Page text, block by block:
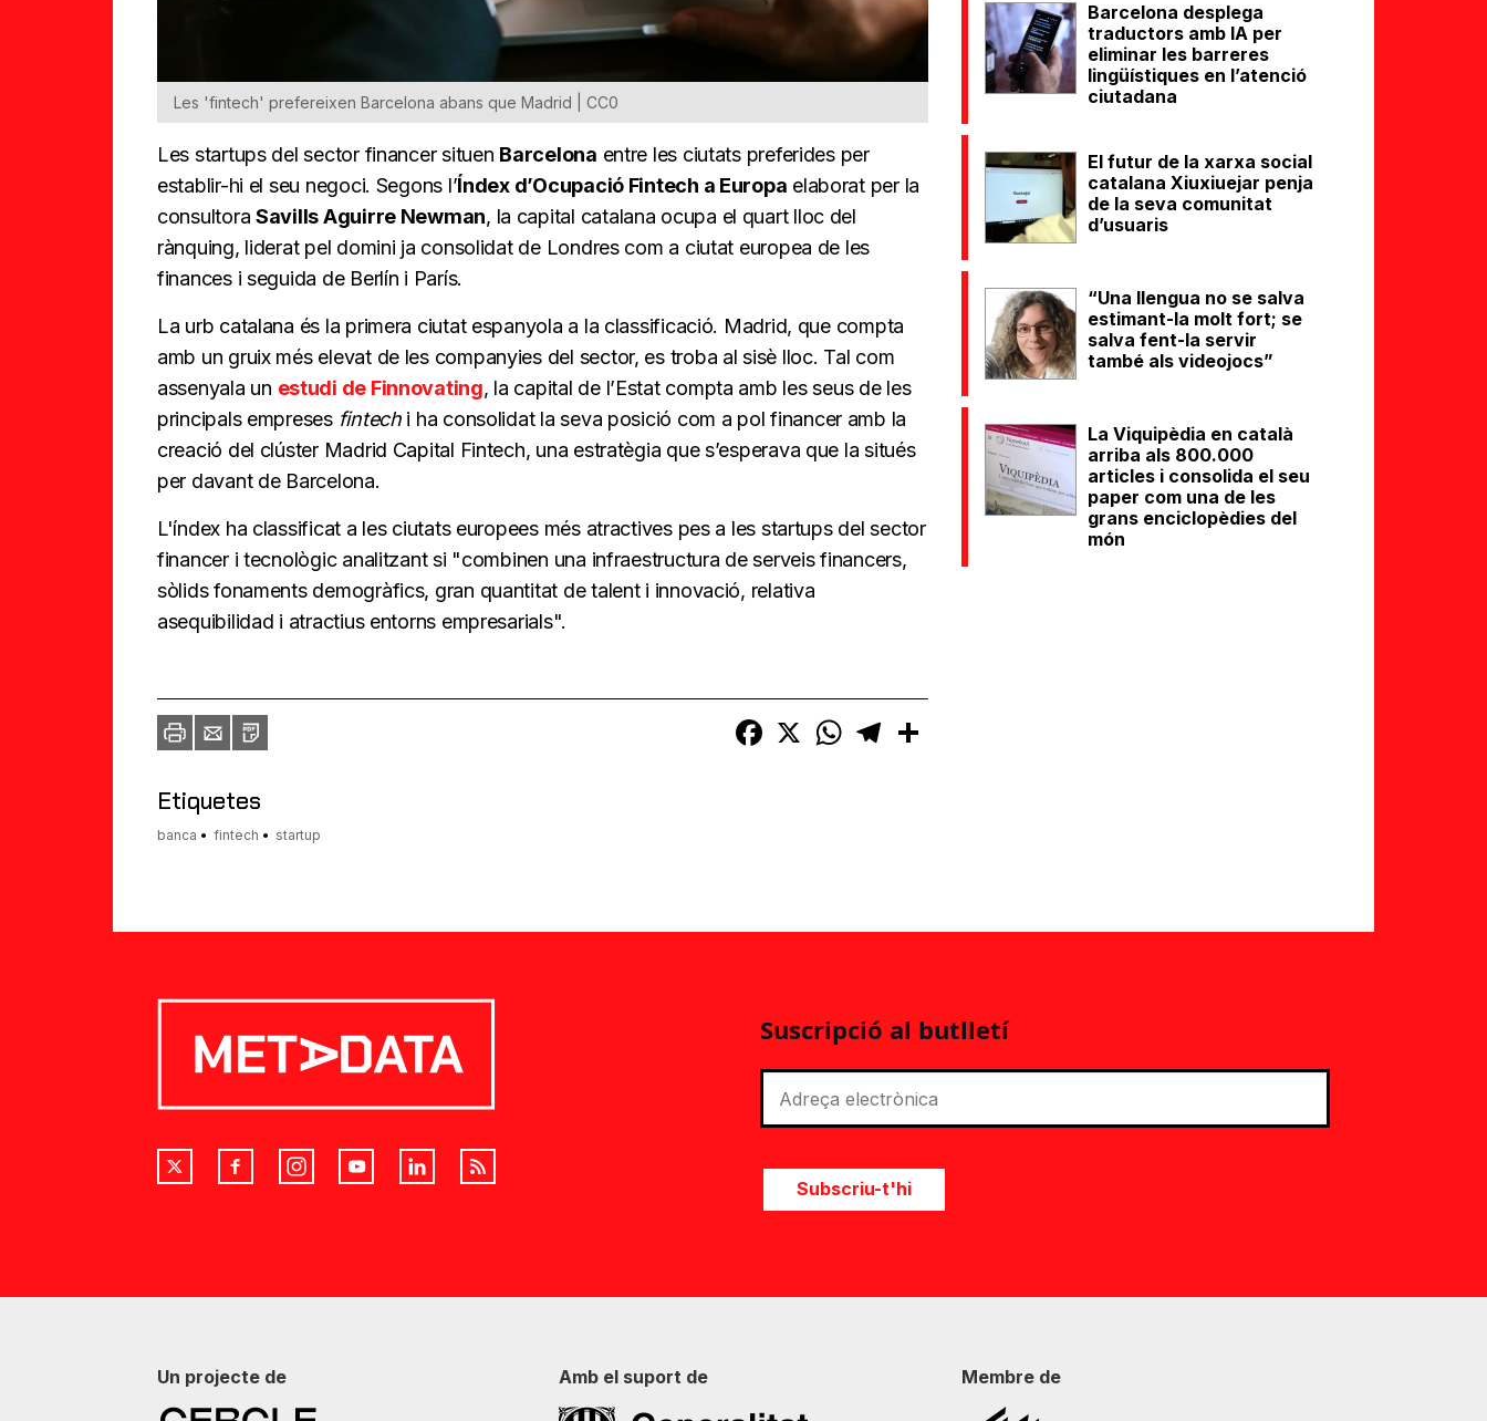
Les 'fintech' prefereixen Barcelona abans que Madrid | CC0
Les startups del sector financer situen Barcelona entre les ciutats preferides per
establir-hi el seu negoci. Segons l’Índex d’Ocupació Fintech a Europa elaborat per la
consultoraSavills Aguirre Newman, la capital catalana ocupa el quart lloc del
rànquing, liderat pel domini ja consolidat de Londres com a ciutat europea de les
finances i seguida de Berlín i París.
La urb catalana és la primera ciutat espanyola a la classificació. Madrid, que compta
amb un gruix més elevat de les companyies del sector, es troba al sisè lloc. Tal com
assenyala un estudi de Finnovating, la capital de l’Estat compta amb les seus de les
principals empreses fintechi ha consolidat la seva posició com a pol financer amb la
creació del clúster Madrid Capital Fintech, una estratègia que s’esperava que la situés
per davant de Barcelona.
L'índex ha classificat a les ciutats europees més atractives pes a les startups del sector
financer i tecnològic analitzant si "combinen una infraestructura de serveis financers,
sòlids fonaments demogràfics, gran quantitat de talent i innovació, relativa
asequibilidad i atractius entorns empresarials".
ImprimirEnvia
un
PDF Facebook
X WhatsAppTelegram
Etiquetes
banca fintech startup
Barcelona desplega
traductors amb IA per
eliminar les barreres
lingüístiques en l’atenció
ciutadana
El futur de la xarxa social
catalana Xiuxiuejar penja
de la seva comunitat
d’usuaris
“Una llengua no se salva
estimant-la molt fort; se
salva fent-la servir
també als videojocs”
La Viquipèdia en català
arriba als 800.000
articles i consolida el seu
paper com una de les
grans enciclopèdies del
món
Suscripció al butlletí
Subscriu-t'hi
Un projecte de Amb el suport de Membre de